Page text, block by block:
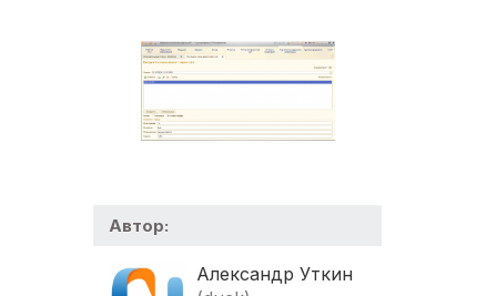
Автор:
Александр Уткин